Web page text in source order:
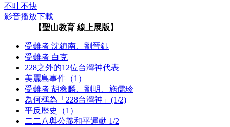
不吐不快
影音播放下載
【聖山教育 線上展版】
受難者 沈鎮南、劉晉鈺
受難者 白克
228之外的12位台灣神代表
美麗島事件（1）
受難者 胡鑫麟、劉明、施儒珍
為何稱為「228台灣神」(1/2)
平反歷史（1）
二二八與公義和平運動 1/2